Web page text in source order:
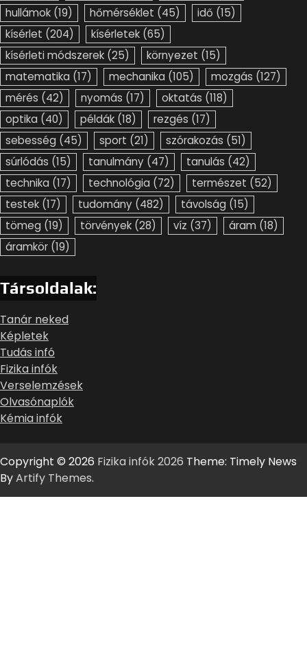
hullámok (19) hőmérséklet (45) idő (15)
kísérlet (204) kísérletek (65)
kísérleti módszerek (25) környezet (15)
matematika (17) mechanika (105) mozgás (127)
mérés (42) nyomás (17) oktatás (118)
optika (40) példák (18) rezgés (17)
sebesség (45) sport (21) szórakozás (51)
súrlódás (15) tanulmány (47) tanulás (42)
technika (17) technológia (72) természet (52)
testek (17) tudomány (482) távolság (15)
tömeg (19) törvények (28) víz (37) áram (18)
áramkör (19)
Társoldalak:
Tanár neked
Képletek
Tudás infó
Fizika infók
Verselemzések
Olvasónaplók
Kémia infók
Copyright © 2026 Fizika infók 2026 Theme: Timely News
ByArtify Themes.